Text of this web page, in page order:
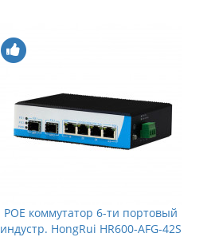
POE коммутатор 6-ти портовый
индустр. HongRui HR600-AFG-42S